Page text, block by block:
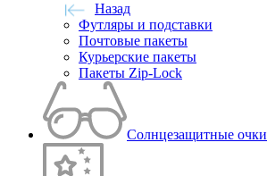
Назад
Футляры и подставки
Почтовые пакеты
Курьерские пакеты
Пакеты Zip-Lock
Солнцезащитные очки